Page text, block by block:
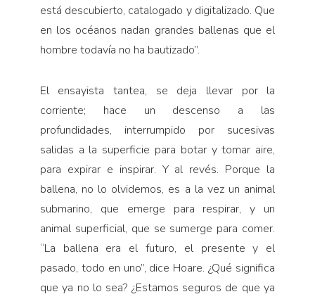
está descubierto, catalogado y digitalizado. Que
en los océanos nadan grandes ballenas que el
hombre todavía no ha bautizado”.
El ensayista tantea, se deja llevar por la
corriente; hace un descenso a las
profundidades, interrumpido por sucesivas
salidas a la superficie para botar y tomar aire,
para expirar e inspirar. Y al revés. Porque la
ballena, no lo olvidemos, es a la vez un animal
submarino, que emerge para respirar, y un
animal superficial, que se sumerge para comer.
“La ballena era el futuro, el presente y el
pasado, todo en uno”, dice Hoare. ¿Qué significa
que ya no lo sea? ¿Estamos seguros de que ya